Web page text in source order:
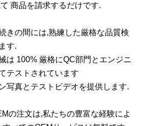
商品を請求するだけです.
きの間には,熟練した厳格な品質検
す.
は 100% 厳格にQC部門とエンジニ
テストされています
写真とテストビデオを提供します.
の注文は,私たちの豊富な経験によ